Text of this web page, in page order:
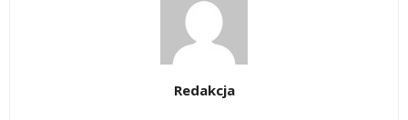
Redakcja